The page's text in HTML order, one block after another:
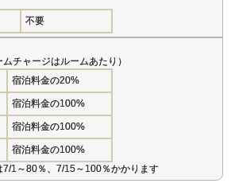
不要
チャージはルームあたり）
宿泊料金の20%
宿泊料金の100%
宿泊料金の100%
宿泊料金の100%
1～80％、7/15～100％かかります